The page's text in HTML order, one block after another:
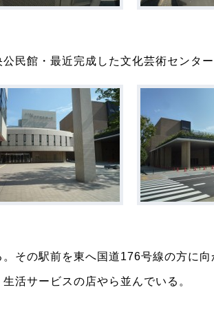
民館・最近完成した文化芸術センター
その駅前を東へ国道176号線の方に向
活サービスの店やら並んでいる。